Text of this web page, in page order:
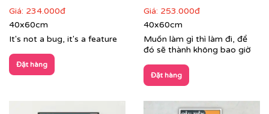
Dịch vụ in tranh theo yêu cầu – Dấu ấn độc bản của
doanh nghiệp:
Bạn muốn không gian mang đậm bản sắc thương hiệu?
Dịch vụin tranh theo yêu cầu
hiện thực hóa mọi ý tưởng:
Giá: 234.000đ
40x60cm
It's not a bug, it's a feature
Đặt hàng
Giá: 253.000đ
40x60cm
Muốn làm gì thì làm đi, để
đó sẽ thành không bao giờ
Đặt hàng